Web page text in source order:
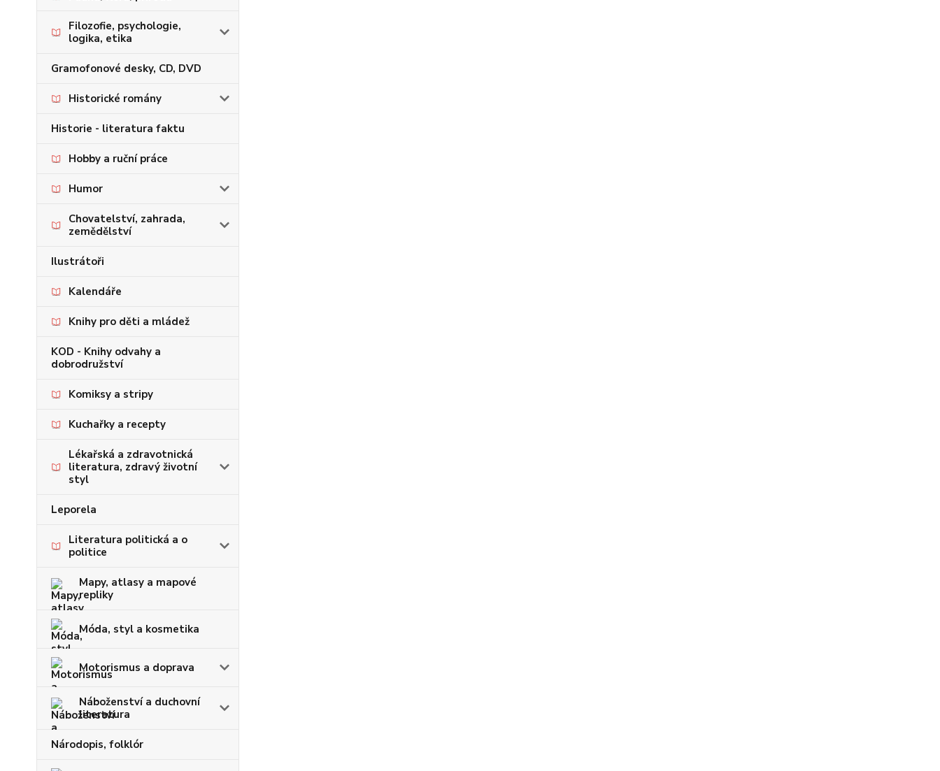
Filozofie, psychologie,
logika, etika
Gramofonové desky, CD, DVD
Historické romány
Historie - literatura faktu
Hobby a ruční práce
Humor
Chovatelství, zahrada,
zemědělství
Ilustrátoři
Kalendáře
Knihy pro děti a mládež
KOD - Knihy odvahy a
dobrodružství
Komiksy a stripy
Kuchařky a recepty
Lékařská a zdravotnická
literatura, zdravý životní
styl
Leporela
Literatura politická a o
politice
Mapy, atlasy a mapové
repliky
Móda, styl a kosmetika
Motorismus a doprava
Náboženství a duchovní
literatura
Národopis, folklór